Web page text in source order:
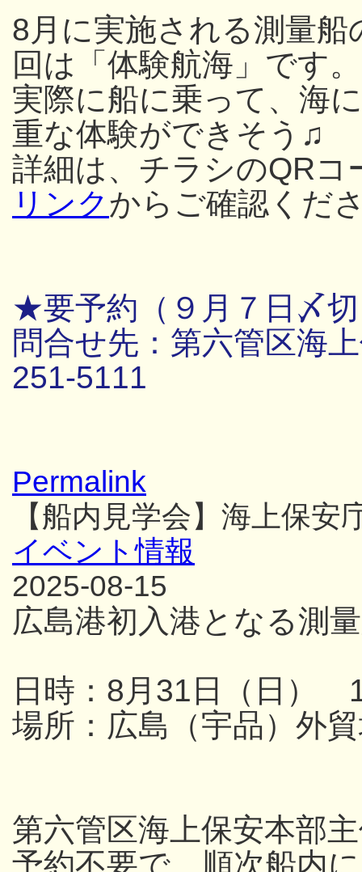
8月に実施される測量
回は「体験航海」です。
実際に船に乗って、海
重な体験ができそう♫
詳細は、チラシのQRコ
リンクからご確認くだ
★要予約（９月７日〆
問合せ先：第六管区海
251-5111
Permalink
【船内見学会】海上保
イベント情報
2025-08-15
広島港初入港となる測
日時：8月31日（日）
場所：広島（宇品）外
第六管区海上保安本部
予約不要で、順次船内